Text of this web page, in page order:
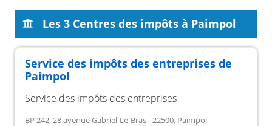
Les 3 Centres des impôts à Paimpol
Service des impôts des entreprises de
Paimpol
Service des impôts des entreprises
BP 242, 28 avenue Gabriel-Le-Bras - 22500, Paimpol